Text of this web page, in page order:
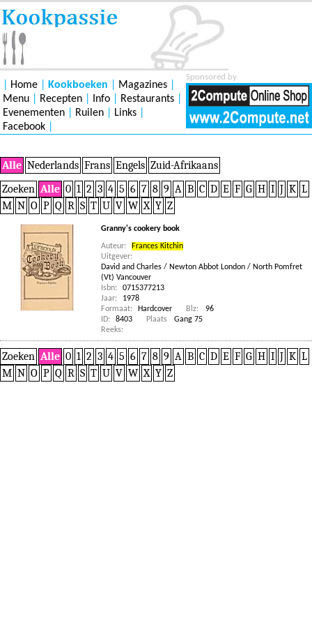
Sponsored by
Home Kookboeken Magazines
Menu
Recepten Info Restaurants
Evenementen
Ruilen Links
Facebook
Alle Nederlands Frans Engels Zuid-Afrikaans
Zoeken Alle 0 1 2 3 4 5 6 7 8 9 A B C D E F G H I J K L
M N O P Q R S T U V W X Y Z
Granny's cookery book
Auteur:
Frances Kitchin
Uitgever:
David and Charles / Newton Abbot London / North Pomfret
(Vt) Vancouver
Isbn:
0715377213
Jaar:
1978
Formaat:
Hardcover Blz:
96
ID:
8403 Plaats
Gang 75
Reeks:
Zoeken Alle 0 1 2 3 4 5 6 7 8 9 A B C D E F G H I J K L
M N O P Q R S T U V W X Y Z